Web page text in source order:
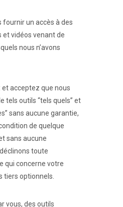
fournir un accès à des
vidéos venant de
nous n’avons
acceptez que nous
tels outils “tels quels” et
sans aucune garantie,
de quelque
sans aucune
toute
qui concerne votre
tiers optionnels.
vous, des outils